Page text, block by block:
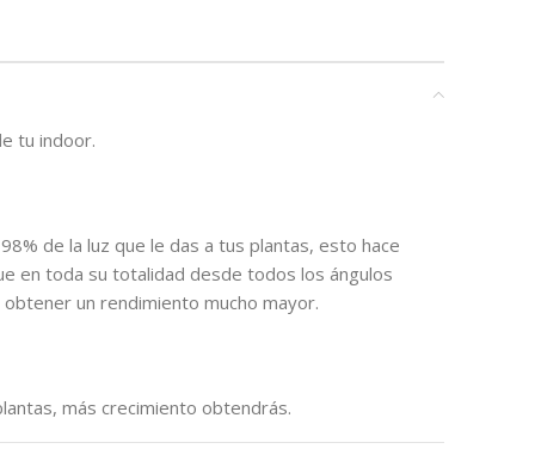
tu indoor.
de la luz que le das a tus plantas, esto hace
en toda su totalidad desde todos los ángulos
un rendimiento mucho mayor.
más crecimiento obtendrás.